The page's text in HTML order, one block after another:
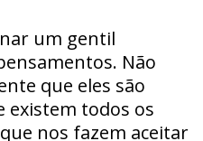
um gentil
Não
que eles são
existem todos os
nos fazem aceitar